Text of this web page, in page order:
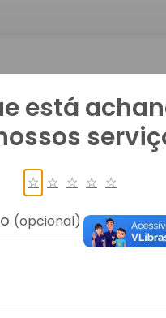
DE ZELADORA UNIDADE
DE SAUDE HUERVETON
DA SILVA - JULHO
está
☆ ☆ ☆ ☆ ☆
(opcional)